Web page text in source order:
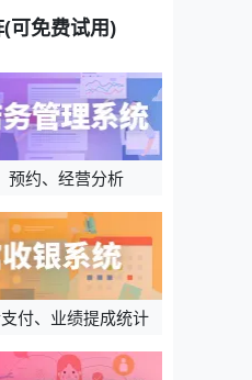
可免费试用)
预约、经营分析
付、业绩提成统计